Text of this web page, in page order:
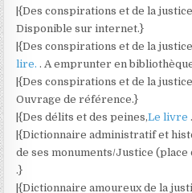
|{Des conspirations et de la
Disponible sur internet.}
|{Des conspirations et de la
lire.. A emprunter en
|{Des conspirations et de la
Ouvrage de référence.}
|{Des délits et des peines,Le livre
|{Dictionnaire administratif et
de ses monuments/Justice (place
.}
|{Dictionnaire amoureux de la